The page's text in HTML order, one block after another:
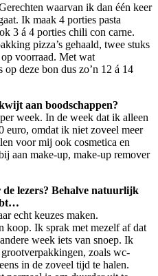
waarvan ik dan één keer
Ik maak 4 porties pasta
3 á 4 porties chili con carne.
pizza’s gehaald, twee stuks
voorraad. Met wat
deze bon dus zo’n 12 á 14
aan boodschappen?
week. In de week dat ik alleen
omdat ik niet zoveel meer
voor mij ook cosmetica en
aan make-up, make-up remover
lezers? Behalve natuurlijk
echt keuzes maken.
koop. Ik sprak met mezelf af dat
week iets van snoep. Ik
zoals wc-
in de zoveel tijd te halen.